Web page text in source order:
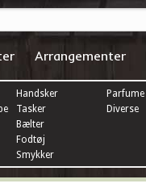
Handsker
Tasker
Bælter
Fodtøj
Smykker
Parfume
Diverse
Arrangementer